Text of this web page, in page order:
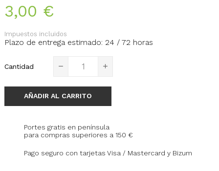
3,00 €
Impuestos incluidos
Plazo de entrega estimado: 24 / 72 horas
Cantidad
AÑADIR AL CARRITO
Portes gratis en península
para compras superiores a 150 €
Pago seguro con tarjetas Visa / Mastercard y Bizum